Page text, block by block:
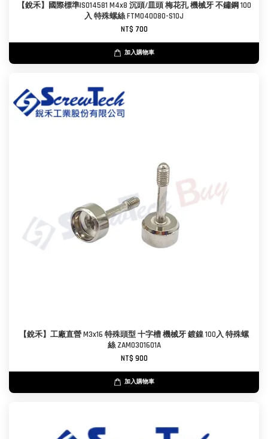
【銳禾】國際標準ISO14581 M4x8 沉頭/皿頭 梅花孔 機械牙 不鏽鋼 100
入 特殊螺絲 FTM040080-S10J
NT$ 700
加入購物車
【銳禾】工廠直營 M3x16 特殊頭型 十字槽 機械牙 鍍鎳 100入 特殊螺
絲 ZAM0301601A
NT$ 900
加入購物車